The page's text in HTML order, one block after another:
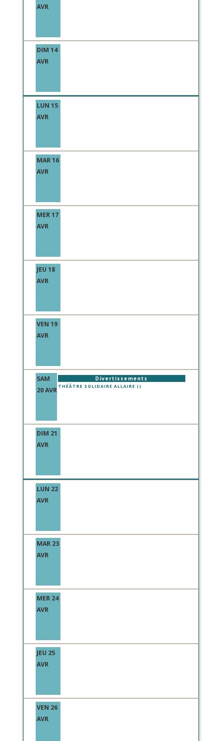
AVR
DIM 14
AVR
LUN 15
AVR
MAR 16
AVR
MER 17
AVR
JEU 18
AVR
VEN 19
AVR
SAM
20 AVR
Divertissements
THÉÂTRE SOLIDAIRE ALLAIRE ()
DIM 21
AVR
LUN 22
AVR
MAR 23
AVR
MER 24
AVR
JEU 25
AVR
VEN 26
AVR